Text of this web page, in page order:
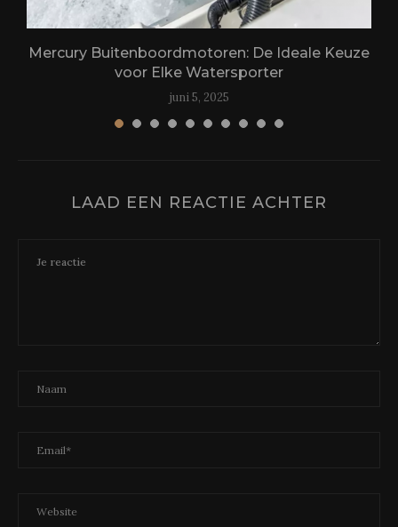
Mercury Buitenboordmotoren: De Ideale Keuze
voor Elke Watersporter
juni 5, 2025
LAAD EEN REACTIE ACHTER